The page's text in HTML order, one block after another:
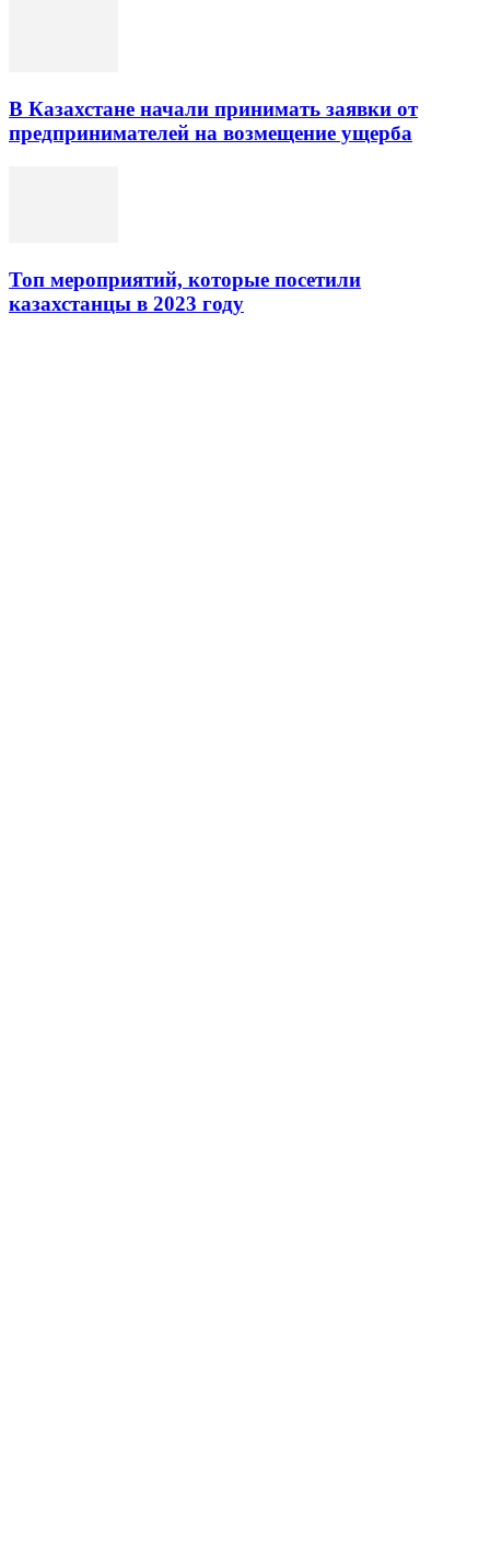
В Казахстане начали принимать заявки от
предпринимателей на возмещение ущерба
Топ мероприятий, которые посетили
казахстанцы в 2023 году